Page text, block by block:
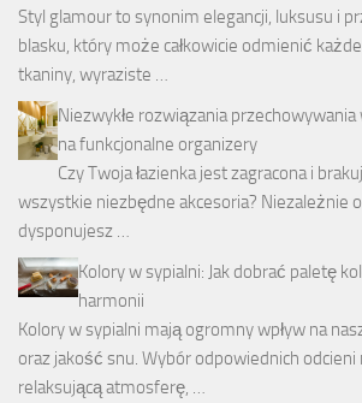
Styl glamour to synonim elegancji, luksusu i
blasku, który może całkowicie odmienić
tkaniny, wyraziste …
Niezwykłe rozwiązania przechowywania
na funkcjonalne organizery
Czy Twoja łazienka jest zagracona i
wszystkie niezbędne akcesoria? Niezależnie
dysponujesz …
Kolory w sypialni: Jak dobrać paletę
harmonii
Kolory w sypialni mają ogromny wpływ na
oraz jakość snu. Wybór odpowiednich
relaksującą atmosferę, …